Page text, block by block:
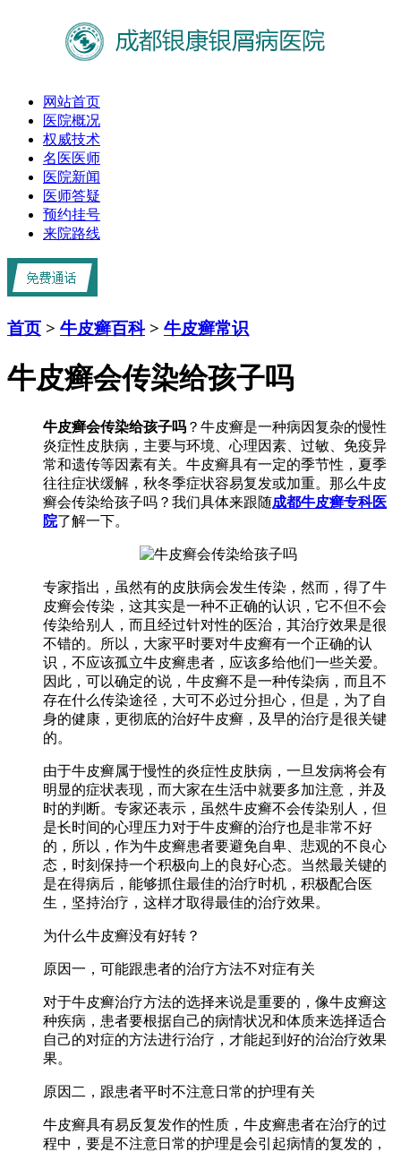
网站首页
医院概况
权威技术
名医医师
医院新闻
医师答疑
预约挂号
来院路线
首页 > 牛皮癣百科> 牛皮癣常识
牛皮癣会传染给孩子吗
牛皮癣会传染给孩子吗 ？牛皮癣是一种病因复杂的慢性
炎症性皮肤病，主要与环境、心理因素、过敏、免疫异
常和遗传等因素有关。牛皮癣具有一定的季节性，夏季
往往症状缓解，秋冬季症状容易复发或加重。那么牛皮
癣会传染给孩子吗？我们具体来跟随成都牛皮癣专科医
院了解一下。
专家指出，虽然有的皮肤病会发生传染，然而，得了牛
皮癣会传染，这其实是一种不正确的认识，它不但不会
传染给别人，而且经过针对性的医治，其治疗效果是很
不错的。所以，大家平时要对牛皮癣有一个正确的认
识，不应该孤立牛皮癣患者，应该多给他们一些关爱。
因此，可以确定的说，牛皮癣不是一种传染病，而且不
存在什么传染途径，大可不必过分担心，但是，为了自
身的健康，更彻底的治好牛皮癣，及早的治疗是很关键
的。
由于牛皮癣属于慢性的炎症性皮肤病，一旦发病将会有
明显的症状表现，而大家在生活中就要多加注意，并及
时的判断。专家还表示，虽然牛皮癣不会传染别人，但
是长时间的心理压力对于牛皮癣的治疗也是非常不好
的，所以，作为牛皮癣患者要避免自卑、悲观的不良心
态，时刻保持一个积极向上的良好心态。当然最关键的
是在得病后，能够抓住最佳的治疗时机，积极配合医
生，坚持治疗，这样才取得最佳的治疗效果。
为什么牛皮癣没有好转？
原因一，可能跟患者的治疗方法不对症有关
对于牛皮癣治疗方法的选择来说是重要的，像牛皮癣这
种疾病，患者要根据自己的病情状况和体质来选择适合
自己的对症的方法进行治疗，才能起到好的治治疗效果
果。
原因二，跟患者平时不注意日常的护理有关
牛皮癣具有易反复发作的性质，牛皮癣患者在治疗的过
程中，要是不注意日常的护理是会引起病情的复发的，